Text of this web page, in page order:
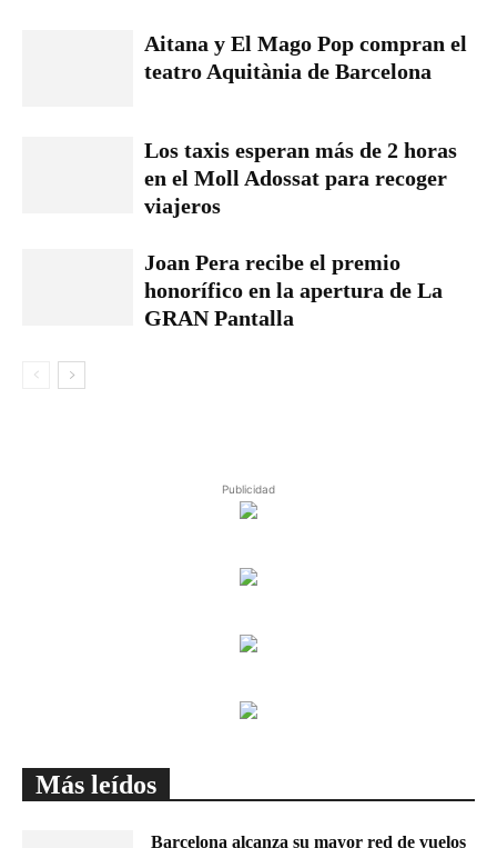
Aitana y El Mago Pop compran el
teatro Aquitània de Barcelona
Los taxis esperan más de 2 horas
en el Moll Adossat para recoger
viajeros
Joan Pera recibe el premio
honorífico en la apertura de La
GRAN Pantalla
Publicidad
Más leídos
Barcelona alcanza su mayor red de vuelos